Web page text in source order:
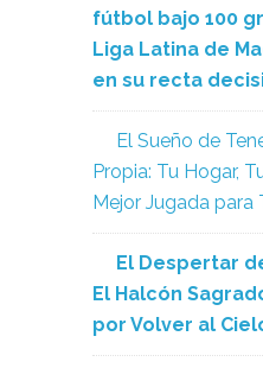
fútbol bajo 100
Liga Latina de
en su recta
El Sueño de
Propia: Tu Hogar,
Mejor Jugada para
El Despertar
El Halcón
por Volver al